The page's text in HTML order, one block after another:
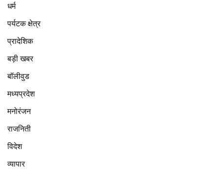
धर्म
पर्यटक क्षेत्र
प्रादेशिक
बड़ी खबर
बॉलीवुड
मध्यप्रदेश
मनोरंजन
राजनिती
विदेश
व्यापार